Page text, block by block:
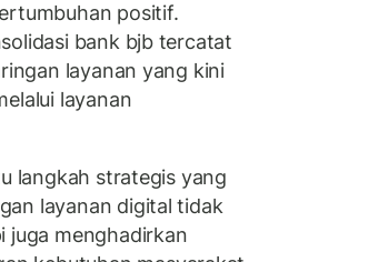
positif.
bank bjb tercatat
layanan yang kini
layanan
langkah strategis yang
layanan digital tidak
juga menghadirkan